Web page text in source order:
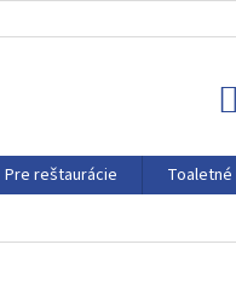
Pre reštaurácie